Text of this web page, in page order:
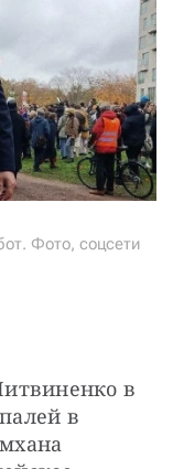
Фото, соцсети
в
в